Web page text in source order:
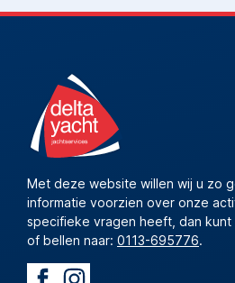
Met deze website willen wij u zo
informatie voorzien over onze
specifieke vragen heeft, dan kunt
of bellen naar: 0113-695776.